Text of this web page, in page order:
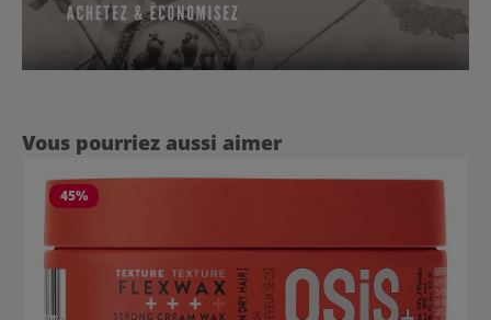
Ignorer la galerie de produits
Vous pourriez aussi aimer
45%